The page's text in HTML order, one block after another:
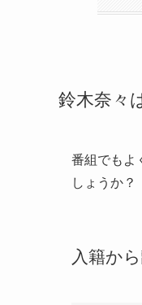
鈴木奈々
番組でもよ
しょうか？
入籍か